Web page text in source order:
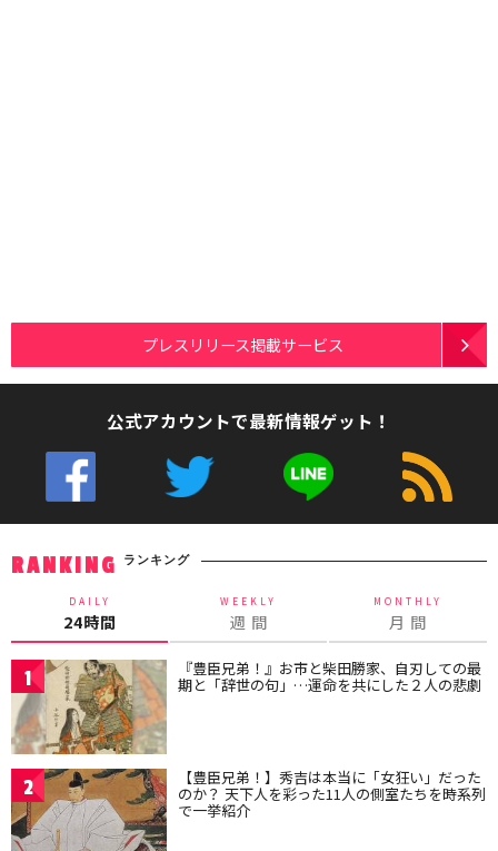
プレスリリース掲載サービス
公式アカウントで最新情報ゲット！
RANKING ランキング
DAILY
24時間
WEEKLY
週 間
MONTHLY
月 間
1 『豊臣兄弟！』お市と柴田勝家、自刃しての最
期と「辞世の句」…運命を共にした２人の悲劇
2 【豊臣兄弟！】秀吉は本当に「女狂い」だった
のか？ 天下人を彩った11人の側室たちを時系列
で一挙紹介